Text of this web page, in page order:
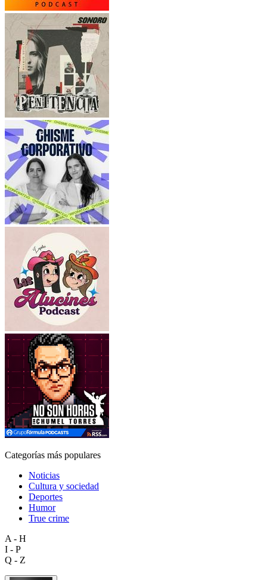
Categorías más populares
Noticias
Cultura y sociedad
Deportes
Humor
True crime
A - H
I - P
Q - Z